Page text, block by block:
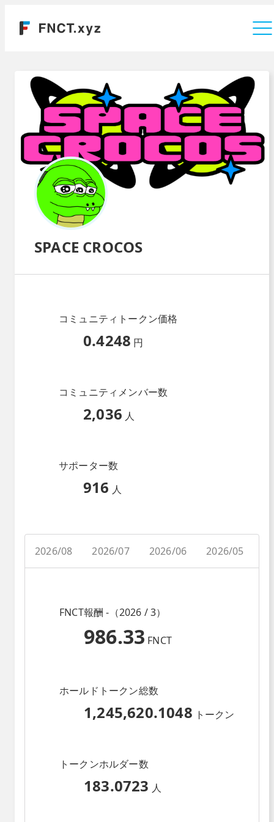
SPACE CROCOS
コミュニティトークン価格
0.4248 円
コミュニティメンバー数
2,036 人
サポーター数
916 人
2026/08 2026/07 2026/06 2026/05
FNCT報酬 -（2026 / 3）
986.33 FNCT
ホールドトークン総数
1,245,620.1048 トークン
トークンホルダー数
183.0723 人